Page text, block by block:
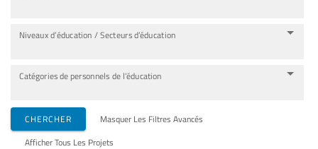
Niveaux d’éducation / Secteurs d’éducation
Catégories de personnels de l’éducation
CHERCHER Masquer Les Filtres Avancés
Afficher Tous Les Projets